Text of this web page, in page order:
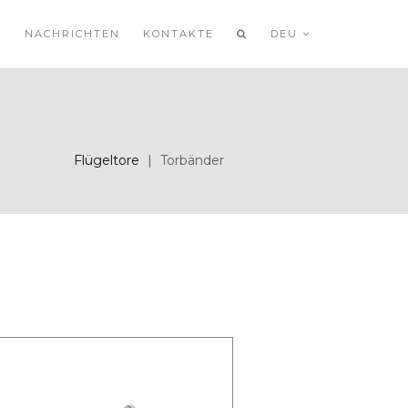
NACHRICHTEN KONTAKTE DEU
Flügeltore | Torbänder